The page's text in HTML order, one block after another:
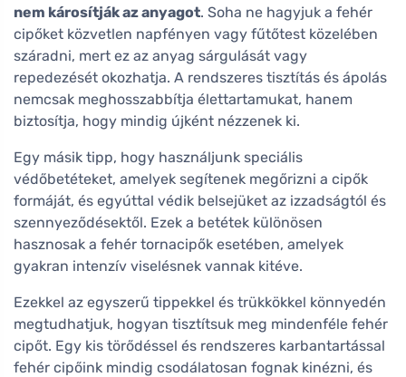
nem károsítják az anyagot. Soha ne hagyjuk a fehér
cipőket közvetlen napfényen vagy fűtőtest közelében
száradni, mert ez az anyag sárgulását vagy
repedezését okozhatja. A rendszeres tisztítás és ápolás
nemcsak meghosszabbítja élettartamukat, hanem
biztosítja, hogy mindig újként nézzenek ki.
Egy másik tipp, hogy használjunk speciális
védőbetéteket, amelyek segítenek megőrizni a cipők
formáját, és egyúttal védik belsejüket az izzadságtól és
szennyeződésektől. Ezek a betétek különösen
hasznosak a fehér tornacipők esetében, amelyek
gyakran intenzív viselésnek vannak kitéve.
Ezekkel az egyszerű tippekkel és trükkökkel könnyedén
megtudhatjuk, hogyan tisztítsuk meg mindenféle fehér
cipőt. Egy kis törődéssel és rendszeres karbantartással
fehér cipőink mindig csodálatosan fognak kinézni, és